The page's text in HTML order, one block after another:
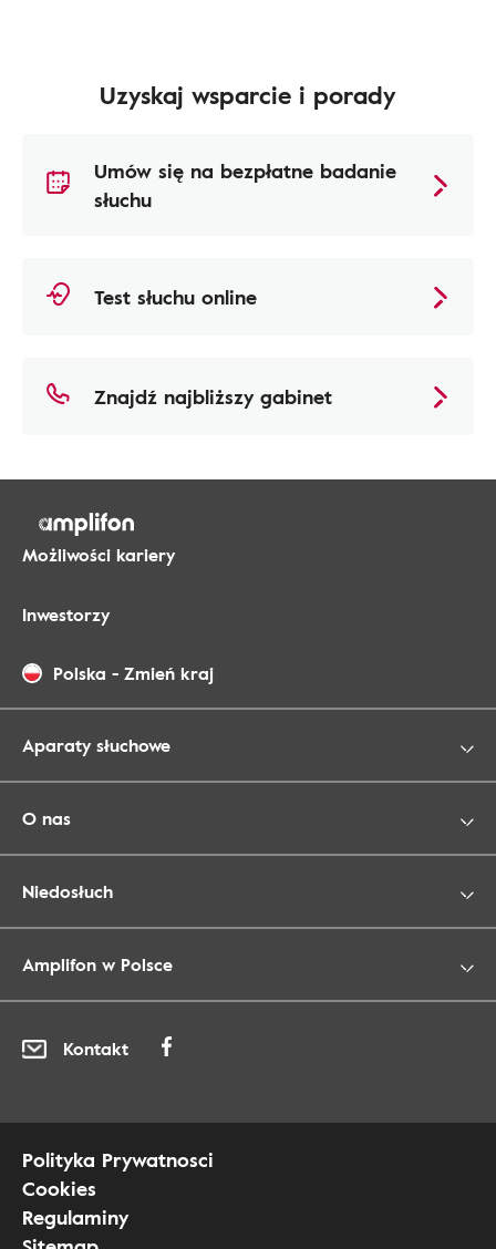
Uzyskaj wsparcie i porady
Umów się na bezpłatne badanie
słuchu
Test słuchu online
Znajdź najbliższy gabinet
Możliwości kariery
Inwestorzy
Polska - Zmień kraj
Aparaty słuchowe
O nas
Niedosłuch
Amplifon w Polsce
Kontakt
Polityka Prywatnosci
Cookies
Regulaminy